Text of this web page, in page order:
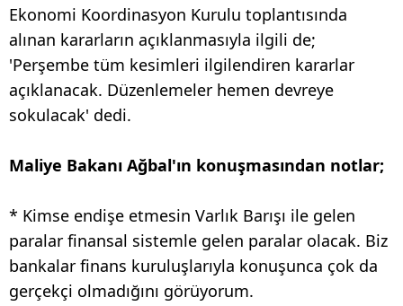
Ekonomi Koordinasyon Kurulu toplantısında
alınan kararların açıklanmasıyla ilgili de;
'Perşembe tüm kesimleri ilgilendiren kararlar
açıklanacak. Düzenlemeler hemen devreye
sokulacak' dedi.
Maliye Bakanı Ağbal'ın konuşmasından notlar;
* Kimse endişe etmesin Varlık Barışı ile gelen
paralar finansal sistemle gelen paralar olacak. Biz
bankalar finans kuruluşlarıyla konuşunca çok da
gerçekçi olmadığını görüyorum.